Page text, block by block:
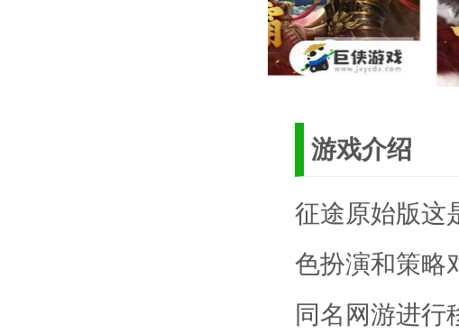
游戏介绍
征途原始版这
色扮演和策略
同名网游进行